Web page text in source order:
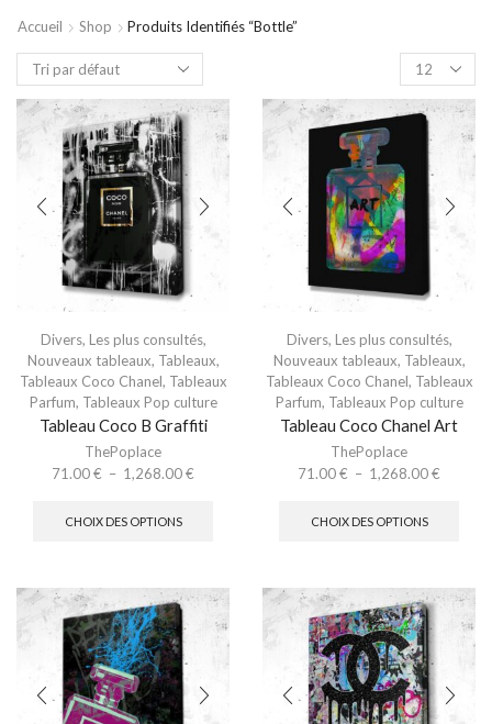
Accueil Shop Produits Identifiés “bottle”
Divers, Les plus consultés,
Nouveaux tableaux, Tableaux,
Tableaux Coco Chanel, Tableaux
Parfum, Tableaux Pop culture
Tableau Coco B Graffiti
ThePoplace
71.00€ – 1,268.00€
CHOIX DES OPTIONS
Divers, Les plus consultés,
Nouveaux tableaux, Tableaux,
Tableaux Coco Chanel, Tableaux
Parfum, Tableaux Pop culture
Tableau Coco Chanel Art
ThePoplace
71.00€ – 1,268.00€
CHOIX DES OPTIONS